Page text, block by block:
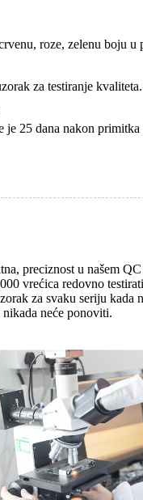
roze, zelenu boju
za testiranje kvaliteta.
je 25 dana nakon
preciznost u našem
vrećica redovno
za svaku seriju
neće ponoviti.